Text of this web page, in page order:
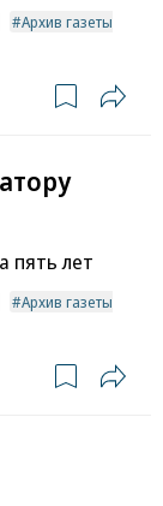
Архив газеты
пять лет
Архив газеты